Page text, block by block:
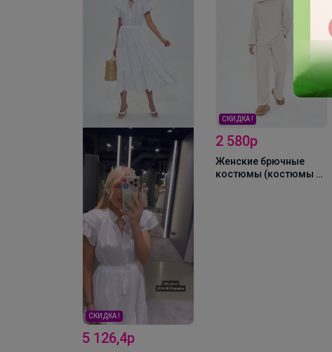
СКИДКА !
5 126,4р
СКИДКА !
2 580р
Женские брючные
костюмы (костюмы с